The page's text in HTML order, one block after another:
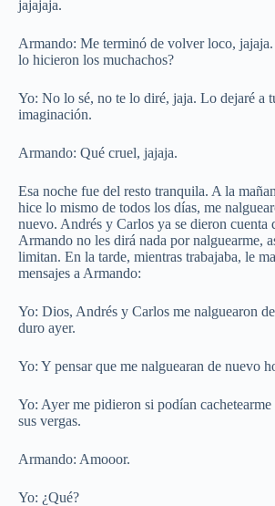
jajajaja.
Armando: Me terminó de volver loco,
lo hicieron los muchachos?
Yo: No lo sé, no te lo diré, jaja. Lo dejaré a
imaginación.
Armando: Qué cruel, jajaja.
Esa noche fue del resto tranquila. A la
hice lo mismo de todos los días, me
nuevo. Andrés y Carlos ya se dieron cuenta
Armando no les dirá nada por nalguearme,
limitan. En la tarde, mientras trabajaba, le
mensajes a Armando:
Yo: Dios, Andrés y Carlos me nalguearon
duro ayer.
Yo: Y pensar que me nalguearan de nuevo
Yo: Ayer me pidieron si podían cachetearme
sus vergas.
Armando: Amooor.
Yo: ¿Qué?